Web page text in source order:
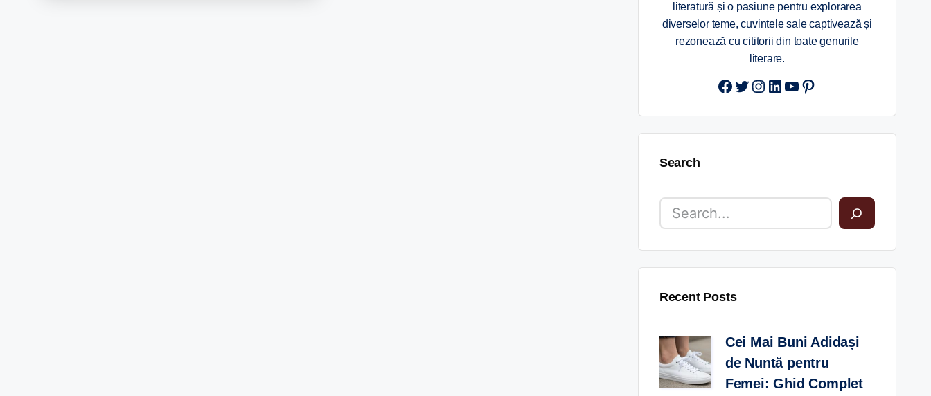
literatură și o pasiune pentru explorarea
diverselor teme, cuvintele sale captivează și
rezonează cu cititorii din toate genurile
literare.
Twitter
Instagram
LinkedIn
YouTube
Pinterest
Search
Recent Posts
Cei Mai Buni Adidași
de Nuntă pentru
Femei: Ghid Complet